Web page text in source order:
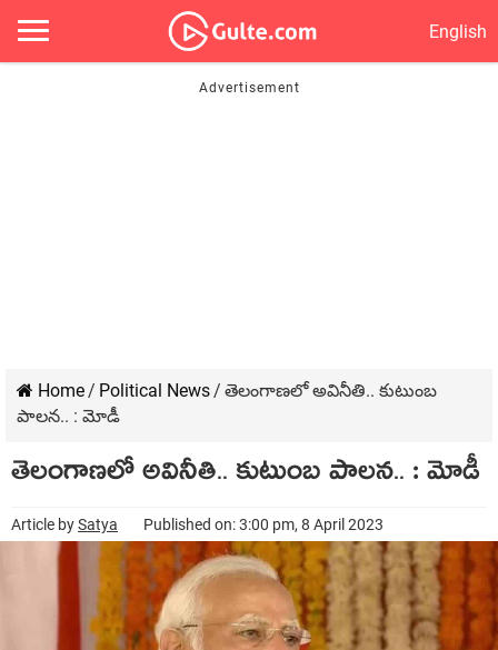
English
Home/ Political News/ తెలంగాణ‌లో అవినీతి.. కుటుంబ
పాల‌న‌.. : మోడీ
తెలంగాణ‌లో అవినీతి.. కుటుంబ పాల‌న‌.. : మోడీ
Article bySatya Published on: 3:00 pm, 8 April 2023